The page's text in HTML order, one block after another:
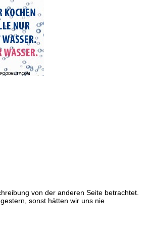
von der anderen Seite betrachtet.
sonst hätten wir uns nie